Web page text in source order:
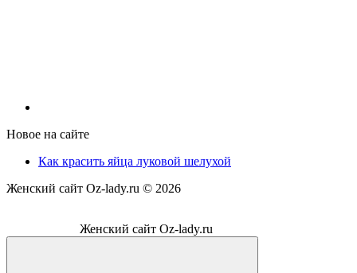
Новое на сайте
Как красить яйца луковой шелухой
Женский сайт Oz-lady.ru © 2026
Женский сайт Oz-lady.ru